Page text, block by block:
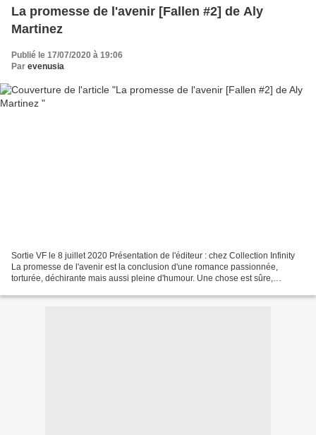
La promesse de l'avenir [Fallen #2] de Aly
Martinez
Publié le 17/07/2020 à 19:06
Par evenusia
Sortie VF le 8 juillet 2020 Présentation de l'éditeur : chez Collection Infinity
La promesse de l'avenir est la conclusion d'une romance passionnée,
torturée, déchirante mais aussi pleine d'humour. Une chose est sûre,